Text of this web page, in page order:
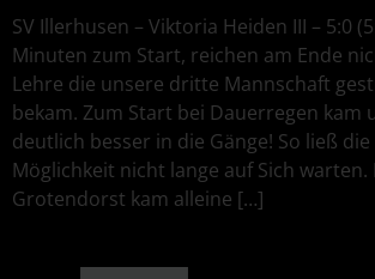
SV Illerhusen – Viktoria Heiden III – 5:0
Minuten zum Start, reichen am Ende
Lehre die unsere dritte Mannschaft
bekam. Zum Start bei Dauerregen kam
deutlich besser in die Gänge! So ließ
Möglichkeit nicht lange auf Sich warten.
Grotendorst kam alleine […]